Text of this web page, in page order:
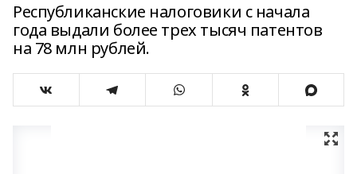
Республиканские налоговики с начала
года выдали более трех тысяч патентов
на 78 млн рублей.